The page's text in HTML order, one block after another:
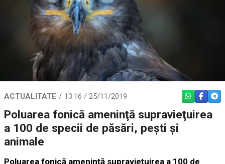
ACTUALITATE 13:16 / 25/11/2019 WHATSAPP
Poluarea fonică ameninţă supravieţuirea
a 100 de specii de păsări, pești şi
animale
Poluarea fonică ameninţă supravieţuirea a 100 de